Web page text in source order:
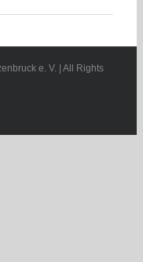
e. V. | All Rights